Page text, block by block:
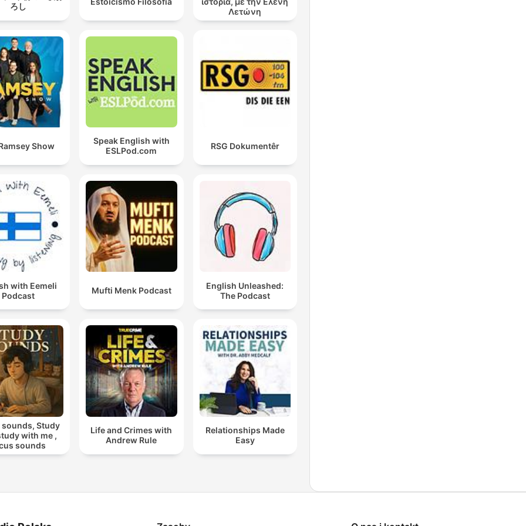
ろし
Λετώνη
Show
Speak English with
ESLPod.com
RSG Dokumentêr
with Eemeli
Podcast
Mufti Menk Podcast
English Unleashed:
The Podcast
sounds, Study
with me ,
sounds
Life and Crimes with
Andrew Rule
Relationships Made
Easy